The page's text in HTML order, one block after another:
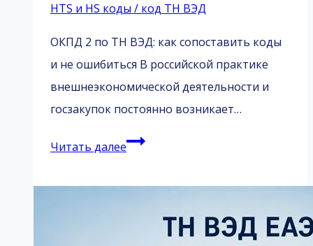
Roadcruza
из
Китая
HTS и HS коды / код ТН ВЭД
ОКПД 2 по ТН ВЭД: как сопоставить коды
и не ошибиться В российской практике
внешнеэкономической деятельности и
госзакупок постоянно возникает…
Читать далееОКПД
по